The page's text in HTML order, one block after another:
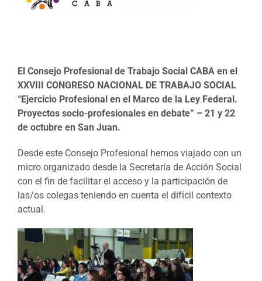
El Consejo Profesional de Trabajo Social CABA en el
XXVIII CONGRESO NACIONAL DE TRABAJO SOCIAL
“Ejercicio Profesional en el Marco de la Ley Federal.
Proyectos socio-profesionales en debate” – 21 y 22
de octubre en San Juan.
Desde este Consejo Profesional hemos viajado con un
micro organizado desde la Secretaría de Acción Social
con el fin de facilitar el acceso y la participación de
las/os colegas teniendo en cuenta el difícil contexto
actual.